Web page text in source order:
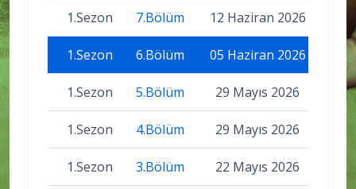
1.Sezon 7.Bölüm 12 Haziran 2026
1.Sezon 6.Bölüm 05 Haziran 2026
1.Sezon 5.Bölüm 29 Mayıs 2026
1.Sezon 4.Bölüm 29 Mayıs 2026
1.Sezon 3.Bölüm 22 Mayıs 2026